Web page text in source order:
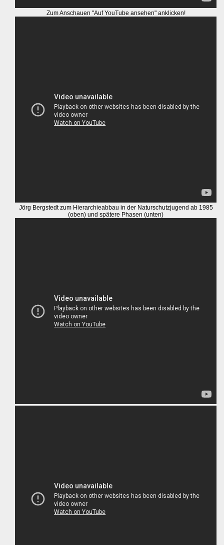
Zum Anschauen "Auf YouTube ansehen" anklicken!
Jörg Bergstedt zum Hierarchieabbau in der Naturschutzjugend ab 1985
(oben) und spätere Phasen (unten)